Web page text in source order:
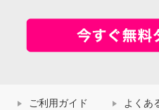
ご利用ガイド よくあ